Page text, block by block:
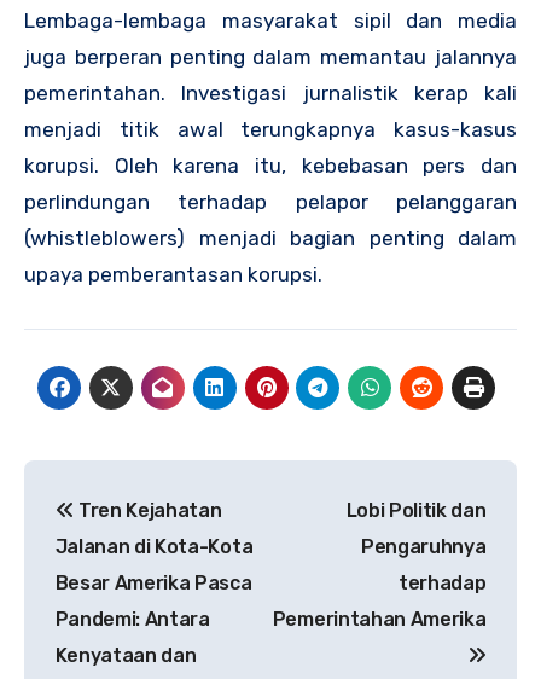
Lembaga-lembaga masyarakat sipil dan media
juga berperan penting dalam memantau jalannya
pemerintahan. Investigasi jurnalistik kerap kali
menjadi titik awal terungkapnya kasus-kasus
korupsi. Oleh karena itu, kebebasan pers dan
perlindungan terhadap pelapor pelanggaran
(whistleblowers) menjadi bagian penting dalam
upaya pemberantasan korupsi.
pos
Tren Kejahatan
Jalanan di Kota-Kota
Besar Amerika Pasca
Pandemi: Antara
Kenyataan dan
Lobi Politik dan
Pengaruhnya
terhadap
Pemerintahan Amerika